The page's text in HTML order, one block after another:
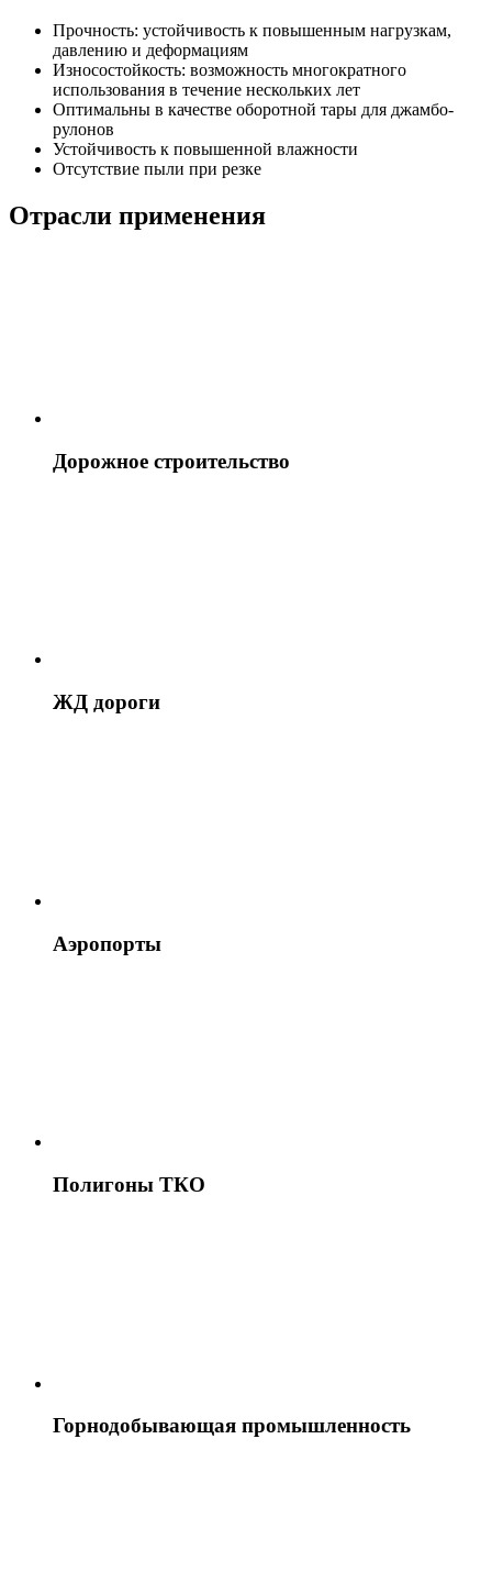
Прочность: устойчивость к повышенным нагрузкам,
давлению и деформациям
Износостойкость: возможность многократного
использования в течение нескольких лет
Оптимальны в качестве оборотной тары для джамбо-
рулонов
Устойчивость к повышенной влажности
Отсутствие пыли при резке
Отрасли применения
Дорожное строительство
ЖД дороги
Аэропорты
Полигоны ТКО
Горнодобывающая промышленность